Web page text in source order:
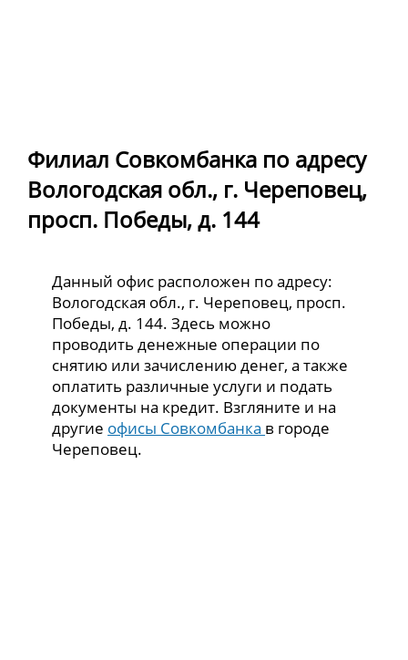
Филиал Совкомбанка по адресу
Вологодская обл., г. Череповец,
просп. Победы, д. 144
Данный офис расположен по адресу:
Вологодская обл., г. Череповец, просп.
Победы, д. 144. Здесь можно
проводить денежные операции по
снятию или зачислению денег, а также
оплатить различные услуги и подать
документы на кредит. Взгляните и на
другие офисы Совкомбанка в городе
Череповец.